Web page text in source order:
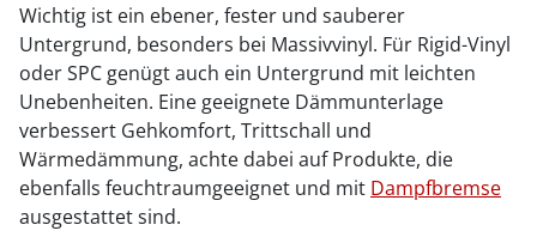
Wichtig ist ein ebener, fester und sauberer
Untergrund, besonders bei Massivvinyl. Für Rigid-Vinyl
oder SPC genügt auch ein Untergrund mit leichten
Unebenheiten. Eine geeignete Dämmunterlage
verbessert Gehkomfort, Trittschall und
Wärmedämmung, achte dabei auf Produkte, die
ebenfalls feuchtraumgeeignet und mit Dampfbremse
ausgestattet sind.